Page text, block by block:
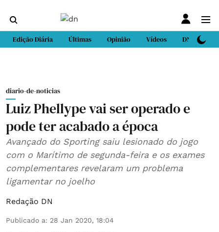
Edição Diária Últimas Opinião Vídeos DN Sport
diario-de-noticias
Luiz Phellype vai ser operado e
pode ter acabado a época
Avançado do Sporting saiu lesionado do jogo
com o Marítimo de segunda-feira e os exames
complementares revelaram um problema
ligamentar no joelho
Redação DN
Publicado a: 28 Jan 2020, 18:04